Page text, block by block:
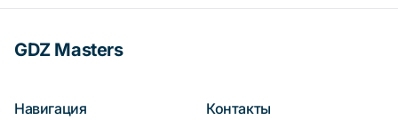
GDZ Masters
Навигация Контакты